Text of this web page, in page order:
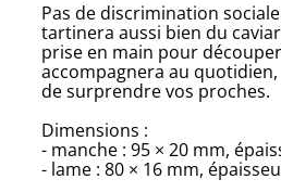
Pas de discrimination
tartinera aussi bien du
prise en main pour
accompagnera au
de surprendre vos proches.
Dimensions :
- manche : 95 × 20 mm,
- lame : 80 × 16 mm,